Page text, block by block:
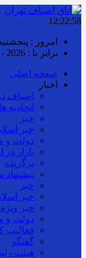
12:22:58
امروز : پنجشنبه, ۱۵ مرداد ,
برابر با : Thursday - 6 August - 2026
صفحه اصلی
اخبار
اصناف
اتحادیه ها
خبر
خبر
دولت و
بازار در
برگزیده
پیشنهاد
خبر
خبر
خبر ویژه
دولت و
فعالیت
گفتگو
هیئت